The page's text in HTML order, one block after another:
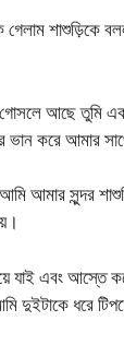
শাশুড়িকে
গোসলে আছে তুমি
করে আমার
আমার সুন্দর
যাই এবং আস্তে
দুইটাকে ধরে